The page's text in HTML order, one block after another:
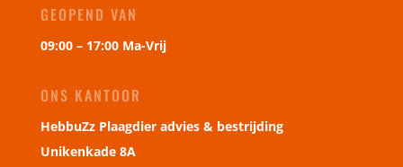
GEOPEND VAN
09:00 – 17:00 Ma-Vrij
ONS KANTOOR
HebbuZz Plaagdier advies & bestrijding
Unikenkade 8A